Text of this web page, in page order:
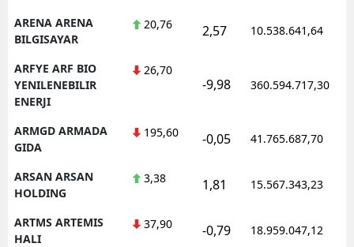
ARENA ARENA
BILGISAYAR
20,76 2,57 10.538.641,64
ARFYE ARF BIO
YENILENEBILIR
ENERJI
26,70
-9,98 360.594.717,30
ARMGD ARMADA
GIDA
195,60 -0,05 41.765.687,70
ARSAN ARSAN
HOLDING
3,38 1,81 15.567.343,23
ARTMS ARTEMIS
HALI
37,90 -0,79 18.959.047,12